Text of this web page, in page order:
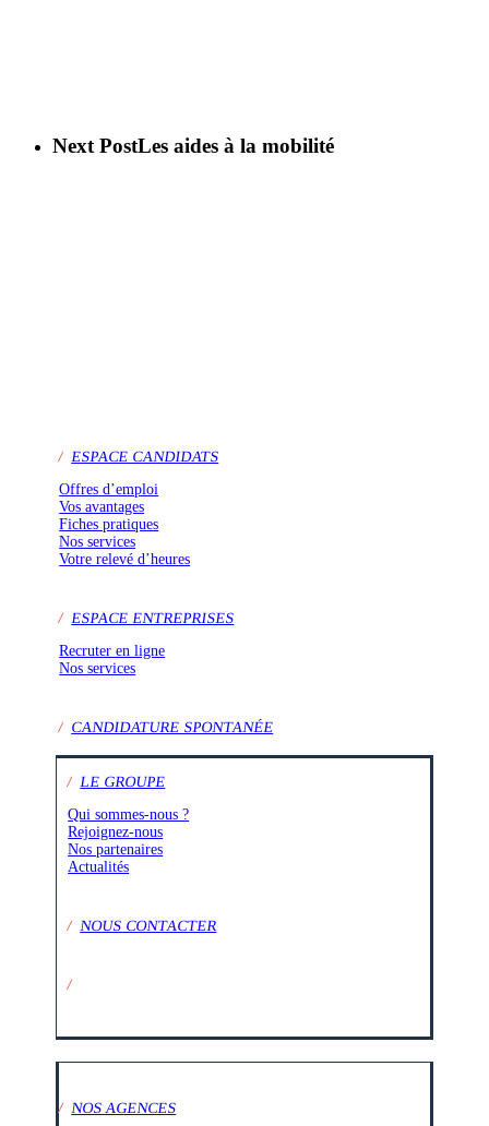
Next PostLes aides à la mobilité
/ ESPACE CANDIDATS
Offres d’emploi
Vos avantages
Fiches pratiques
Nos services
Votre relevé d’heures
/ ESPACE ENTREPRISES
Recruter en ligne
Nos services
/ CANDIDATURE SPONTANÉE
/ LE GROUPE
Qui sommes-nous ?
Rejoignez-nous
Nos partenaires
Actualités
/NOUS CONTACTER
/
/ NOS AGENCES